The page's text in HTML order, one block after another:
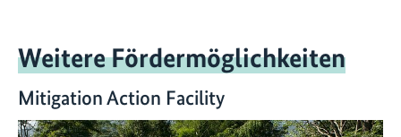
Weitere Fördermöglichkeiten
Mitigation Action Facility